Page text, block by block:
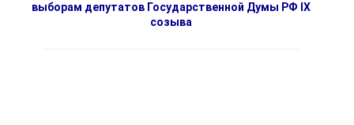
выборам депутатов Государственной Думы РФ IX
созыва